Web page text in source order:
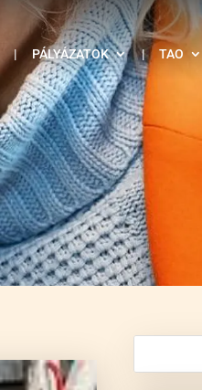
| PÁLYÁZATOK | TAO